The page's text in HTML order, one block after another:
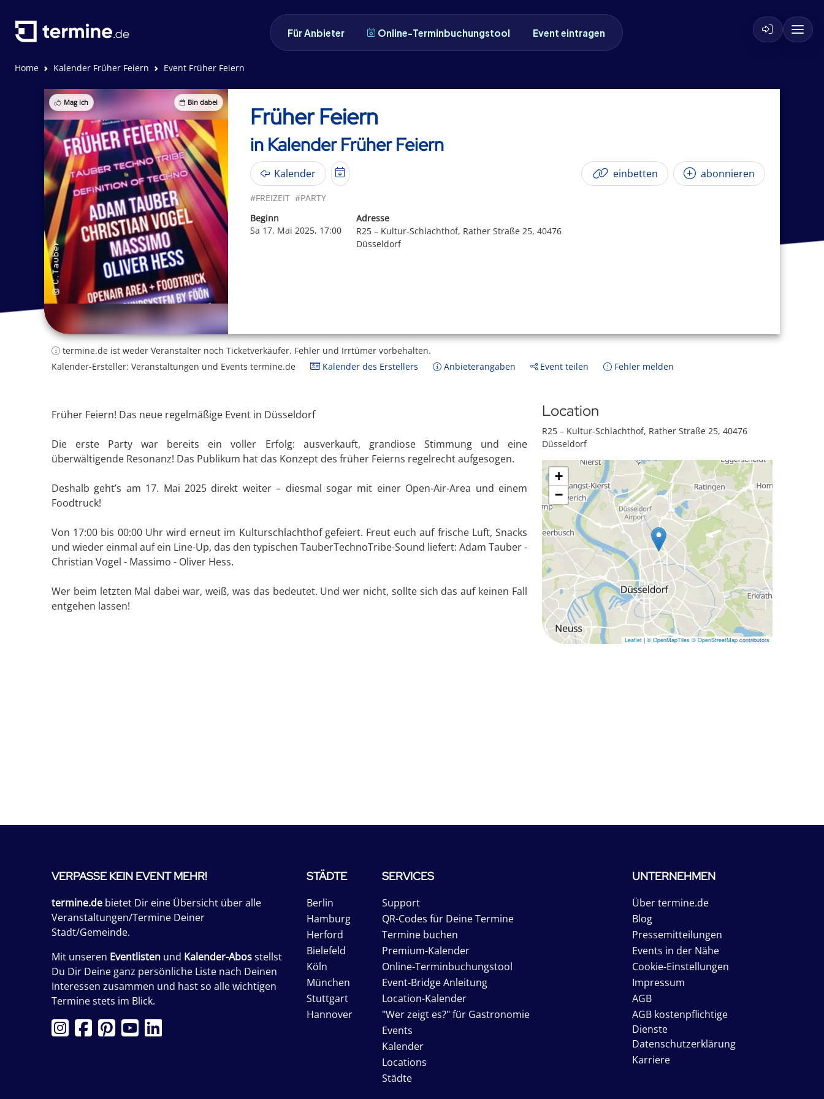
Für Anbieter Online-Terminbuchungstool Event eintragen
Home Kalender Früher Feiern Event Früher Feiern
Mag ich Bin dabei Früher Feiern
in Kalender Früher Feiern
Kalender einbetten abonnieren
#FREIZEIT #PARTY
Beginn
Sa 17. Mai 2025, 17:00
Adresse
R25 – Kultur‐Schlachthof, Rather Straße 25, 40476
Düsseldorf
termine.de ist weder Veranstalter noch Ticketverkäufer. Fehler und Irrtümer vorbehalten.
Kalender-Ersteller: Veranstaltungen und Events termine.de
Kalender des Erstellers Anbieterangaben Event teilen Fehler melden
Früher Feiern! Das neue regelmäßige Event in Düsseldorf
Die erste Party war bereits ein voller Erfolg: ausverkauft, grandiose Stimmung und eine
überwältigende Resonanz! Das Publikum hat das Konzept des früher Feierns regelrecht aufgesogen.
Deshalb geht’s am 17. Mai 2025 direkt weiter – diesmal sogar mit einer Open-Air-Area und einem
Foodtruck!
Von 17:00 bis 00:00 Uhr wird erneut im Kulturschlachthof gefeiert. Freut euch auf frische Luft, Snacks
und wieder einmal auf ein Line-Up, das den typischen TauberTechnoTribe-Sound liefert: Adam Tauber -
Christian Vogel - Massimo - Oliver Hess.
Wer beim letzten Mal dabei war, weiß, was das bedeutet. Und wer nicht, sollte sich das auf keinen Fall
entgehen lassen!
Location
R25 – Kultur‐Schlachthof, Rather Straße 25, 40476
Düsseldorf
+
−
Leaflet | © OpenMapTiles © OpenStreetMap contributors
VERPASSE KEIN EVENT MEHR!
termine.de bietet Dir eine Übersicht über alle
Veranstaltungen/Termine Deiner
Stadt/Gemeinde.
Mit unseren Eventlisten und Kalender-Abosstellst
Du Dir Deine ganz persönliche Liste nach Deinen
Interessen zusammen und hast so alle wichtigen
Termine stets im Blick.
STÄDTE
Berlin
Hamburg
Herford
Bielefeld
Köln
München
Stuttgart
Hannover
SERVICES
Support
QR-Codes für Deine Termine
Termine buchen
Premium-Kalender
Online-Terminbuchungstool
Event-Bridge Anleitung
Location-Kalender
"Wer zeigt es?" für Gastronomie
Events
Kalender
Locations
Städte
UNTERNEHMEN
Über termine.de
Blog
Pressemitteilungen
Events in der Nähe
Cookie-Einstellungen
Impressum
AGB
AGB kostenpflichtige
Dienste
Datenschutzerklärung
Karriere